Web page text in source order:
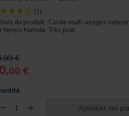
Object] out of 5 Customer Rating
(1)
du produit : Corde multi-usages
temps humide. Très prat...
reduced from
€to
00 €
− 1 + Ajouter au